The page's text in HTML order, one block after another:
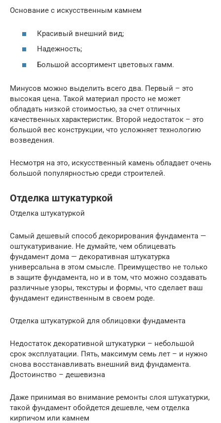
Основание с искусственным камнем
Красивый внешний вид;
Надежность;
Большой ассортимент цветовых гамм.
Минусов можно выделить всего два. Первый – это
высокая цена. Такой материал просто не может
обладать низкой стоимостью, за счет отличных
качественных характеристик. Второй недостаток – это
большой вес конструкции, что усложняет технологию
возведения.
Несмотря на это, искусственный камень обладает очень
большой популярностью среди строителей.
Отделка штукатуркой
Отделка штукатуркой
Самый дешевый способ декорирования фундамента —
оштукатуривание. Не думайте, чем облицевать
фундамент дома — декоративная штукатурка
универсальна в этом смысле. Преимущество не только
в защите фундамента, но и в том, что можно создавать
различные узоры, текстуры и формы, что сделает ваш
фундамент единственным в своем роде.
Отделка штукатуркой для облицовки фундамента
Недостаток декоративной штукатурки – небольшой
срок эксплуатации. Пять, максимум семь лет – и нужно
снова восстанавливать внешний вид фундамента.
Достоинство – дешевизна
Даже принимая во внимание ремонты слоя штукатурки,
такой фундамент обойдется дешевле, чем отделка
кирпичом или камнем